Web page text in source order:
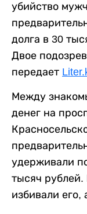
убийство
долга в 30
Двое
передает
Между
денег на
удерживали
тысяч
избивали его,